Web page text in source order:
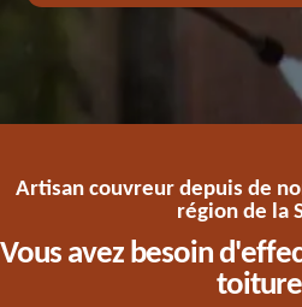
Artisan couvreur depuis de
région de la
Vous avez besoin